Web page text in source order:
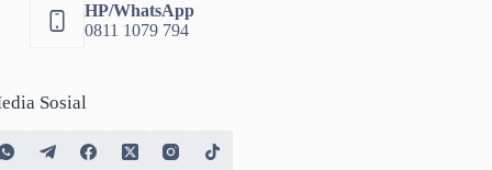
HP/WhatsApp
0811 1079 794
Sosial